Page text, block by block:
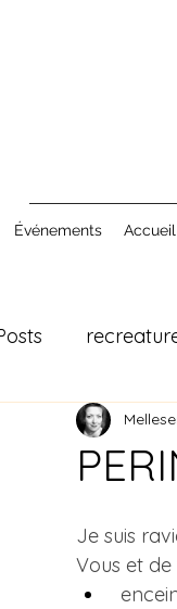
Événements Accueil
Je suis
Vous et